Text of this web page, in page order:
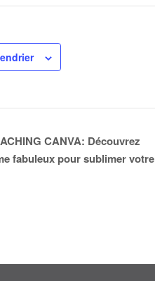
CANVA: Découvrez
fabuleux pour sublimer votre